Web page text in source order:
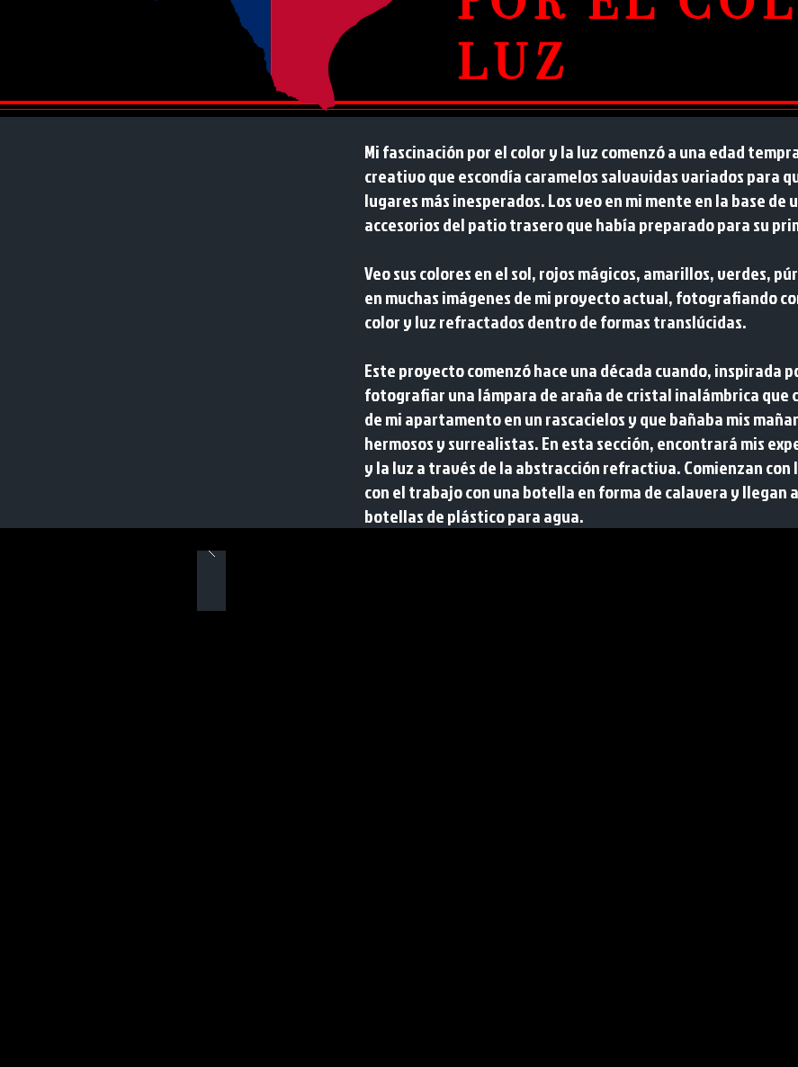
LUZ
Mi fascinación por el color y la luz comenzó a una edad
creativo que escondía caramelos salvavidas variados para
lugares más inesperados. Los veo en mi mente en la base de
accesorios del patio trasero que había preparado para su
Veo sus colores en el sol, rojos mágicos, amarillos, verdes,
en muchas imágenes de mi proyecto actual, fotografiando
color y luz refractados dentro de formas translúcidas.
Este proyecto comenzó hace una década cuando, inspirada
fotografiar una lámpara de araña de cristal inalámbrica que
de mi apartamento en un rascacielos y que bañaba mis
hermosos y surrealistas. En esta sección, encontrará mis
y la luz a través de la abstracción refractiva. Comienzan
con el trabajo con una botella en forma de calavera y llegan
botellas de plástico para agua.